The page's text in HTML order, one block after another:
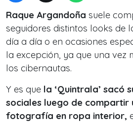
Raque Argandoña suele
seguidores distintos looks de
día a día o en ocasiones
la excepción, ya que una vez
los cibernautas.
Y es que la ‘Quintrala’ sacó
sociales luego de compartir
fotografía en ropa interior,